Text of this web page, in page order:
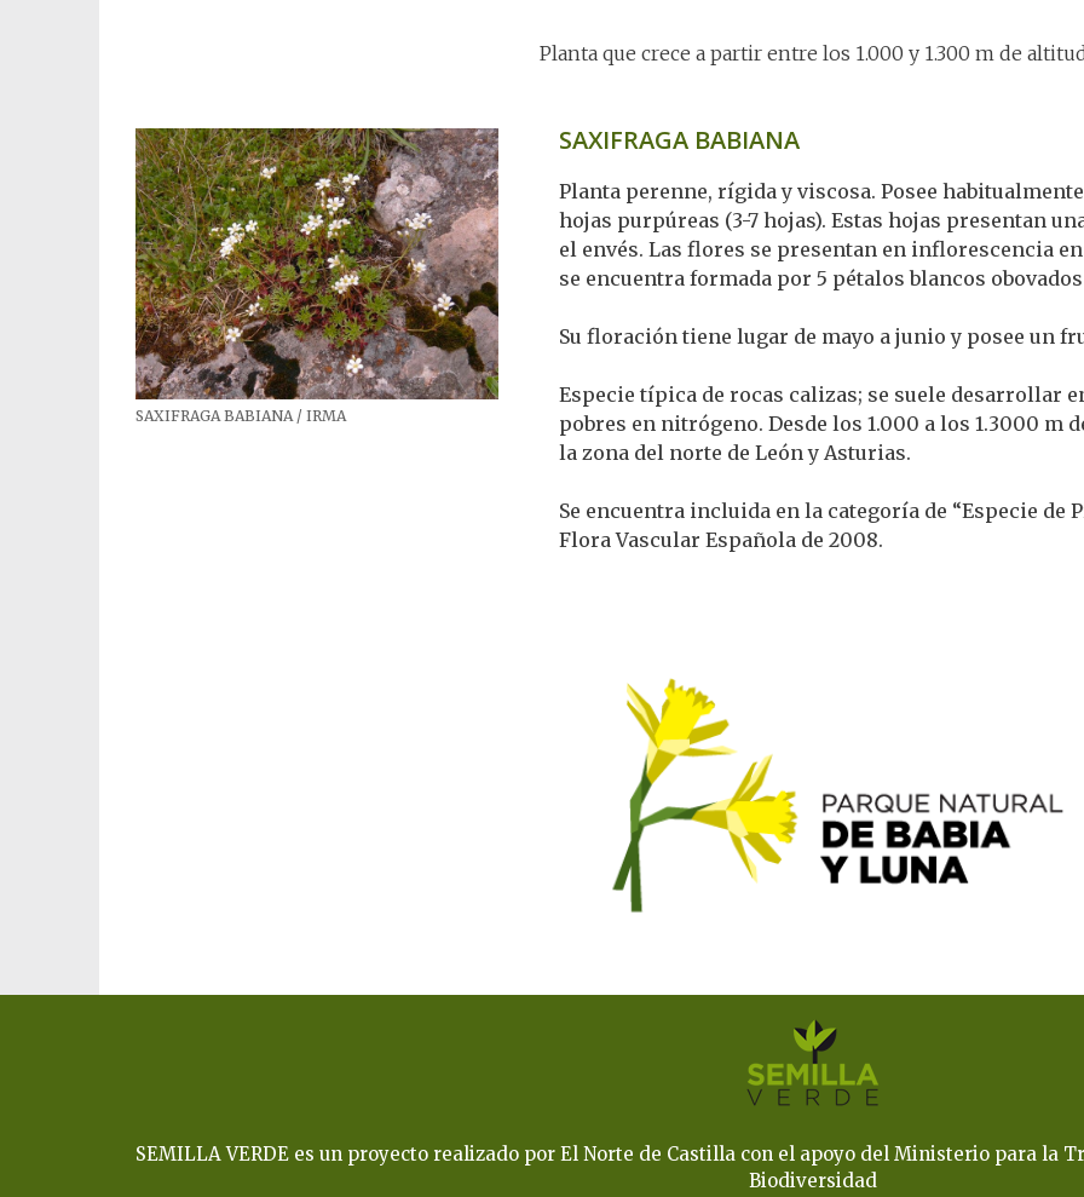
Planta que crece a partir entre los 1.000 y 1.300 m de
SAXIFRAGA BABIANA / IRMA
SAXIFRAGA BABIANA
Planta perenne, rígida y viscosa. Posee
hojas purpúreas (3-7 hojas). Estas hojas presentan
el envés. Las flores se presentan en inflorescencia
se encuentra formada por 5 pétalos blancos
Su floración tiene lugar de mayo a junio y posee un
Especie típica de rocas calizas; se suele desarrollar
pobres en nitrógeno. Desde los 1.000 a los 1.3000 m
la zona del norte de León y Asturias.
Se encuentra incluida en la categoría de “Especie de
Flora Vascular Española de 2008.
SEMILLA VERDE es un proyecto realizado por El Norte de Castilla con el apoyo del Ministerio para la
Biodiversidad